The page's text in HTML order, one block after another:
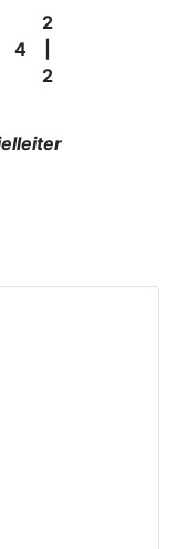
4
2
2